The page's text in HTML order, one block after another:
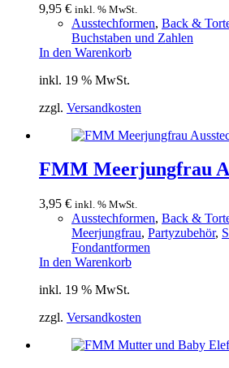
9,95 € inkl. % MwSt.
Ausstechformen, Back &
Buchstaben und Zahlen
In den Warenkorb
inkl. 19 % MwSt.
zzgl. Versandkosten
FMM Meerjungfrau
3,95 € inkl. % MwSt.
Ausstechformen, Back &
Meerjungfrau, Partyzubehör,
Fondantformen
In den Warenkorb
inkl. 19 % MwSt.
zzgl. Versandkosten